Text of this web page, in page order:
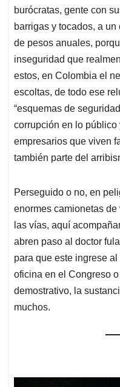
burócratas, gente con
barrigas y tocados, a
de pesos anuales,
inseguridad que
estos, en Colombia el
escoltas, de todo ese
“esquemas de
corrupción en lo
empresarios que viven
también parte del
Perseguido o no, en
enormes camionetas
las vías, aquí
abren paso al doctor
para que este ingrese
oficina en el Congreso
demostrativo, la
muchos.